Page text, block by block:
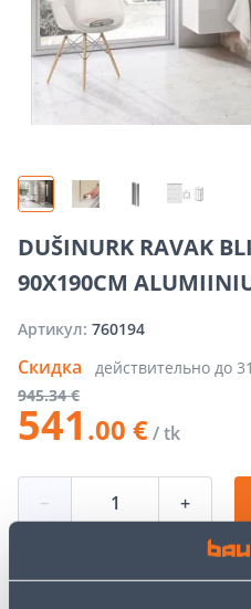
DUŠINURK RAVAK
90X190CM
Артикул: 760194
Скидка действительно до
945.34 €
541 .00 €/ tk
− +